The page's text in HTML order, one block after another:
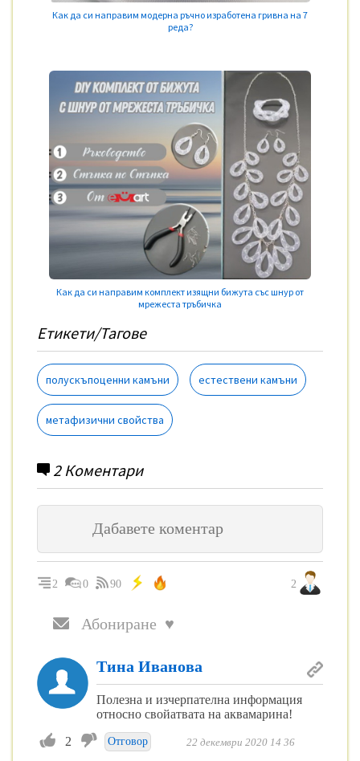
Как да си направим модерна ръчно изработена гривна на 7
реда?
Как да си направим комплект изящни бижута със шнур от
мрежеста тръбичка
Етикети/Тагове
полускъпоценни камъни естествени камъни
метафизични свойства
2Коментари
2 0 90 2
Абониране ♥
Тина Иванова
Полезна и изчерпателна информация
относно свойатвата на аквамарина!
2
Отговор 22 декември 2020 14 36